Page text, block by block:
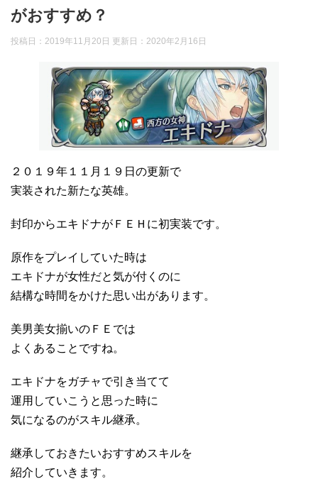
がおすすめ？
投稿日：2019年11月20日 更新日： 2020年2月16日
２０１９年１１月１９日の更新で
実装された新たな英雄。
封印からエキドナがＦＥＨに初実装です。
原作をプレイしていた時は
エキドナが女性だと気が付くのに
結構な時間をかけた思い出があります。
美男美女揃いのＦＥでは
よくあることですね。
エキドナをガチャで引き当てて
運用していこうと思った時に
気になるのがスキル継承。
継承しておきたいおすすめスキルを
紹介していきます。